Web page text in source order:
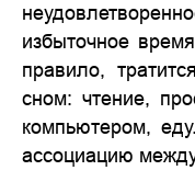
избыточное
правило,
сном: чтение,
компьютером,
ассоциацию